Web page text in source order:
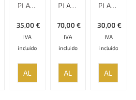
PLATO ESMALTADO LISO MINAKARI – 17 CM
€
35,00
IVA
incluido
AL
CARRITO
PLATO ESMALTADO LISO MINAKARI
€
70,00
IVA
incluido
AL
CARRITO
PLATO ESMALTADO LISO CON BORDE ESPECIAL MINAKARI, 18 CM
€
30,00
IVA
incluido
AL
CARRITO